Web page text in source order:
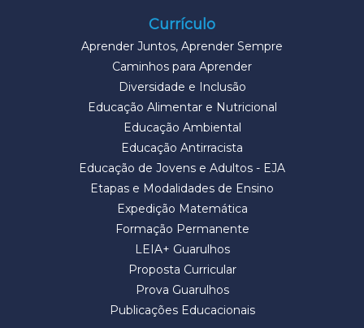
Currículo
Aprender Juntos, Aprender Sempre
Caminhos para Aprender
Diversidade e Inclusão
Educação Alimentar e Nutricional
Educação Ambiental
Educação Antirracista
Educação de Jovens e Adultos - EJA
Etapas e Modalidades de Ensino
Expedição Matemática
Formação Permanente
LEIA+ Guarulhos
Proposta Curricular
Prova Guarulhos
Publicações Educacionais